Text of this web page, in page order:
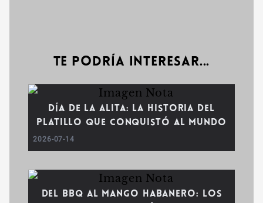
Te podría interesar...
Día de la Alita: la historia del
platillo que conquistó al mundo
2026-07-14
Del BBQ al mango habanero: los